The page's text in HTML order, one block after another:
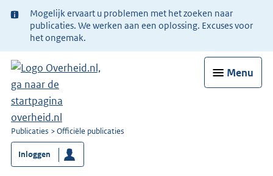
Ter
informatie:
Mogelijk ervaart u problemen met het zoeken naar
publicaties. We werken aan een oplossing. Excuses voor
het ongemak.
Menu
U
bent
nu
hier:
Publicaties Officiële publicaties
Inloggen